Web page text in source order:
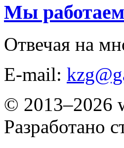
Мы
Отвечая на
E-mail:
© 2013–2026
Разработано